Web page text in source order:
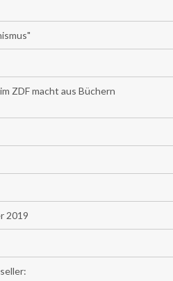
ZDF macht aus Büchern
2019